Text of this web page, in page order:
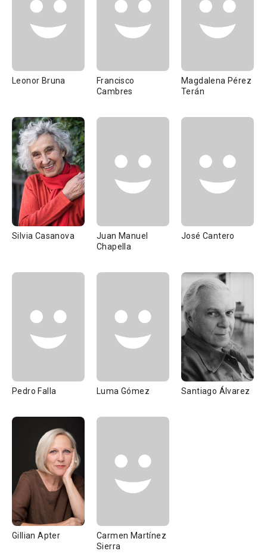
Leonor Bruna
Francisco
Cambres
Magdalena Pérez
Terán
Silvia Casanova
Juan Manuel
Chapella
José Cantero
Pedro Falla Luma Gómez Santiago Álvarez
Gillian Apter
Carmen Martínez
Sierra